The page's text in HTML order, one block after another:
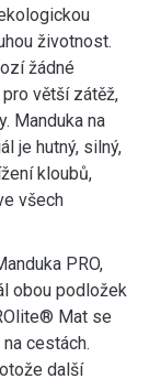
životnost.
žádné
větší zátěž,
Manduka na
je hutný, silný,
kloubů,
všech
PRO,
obou podložek
Mat se
cestách.
další